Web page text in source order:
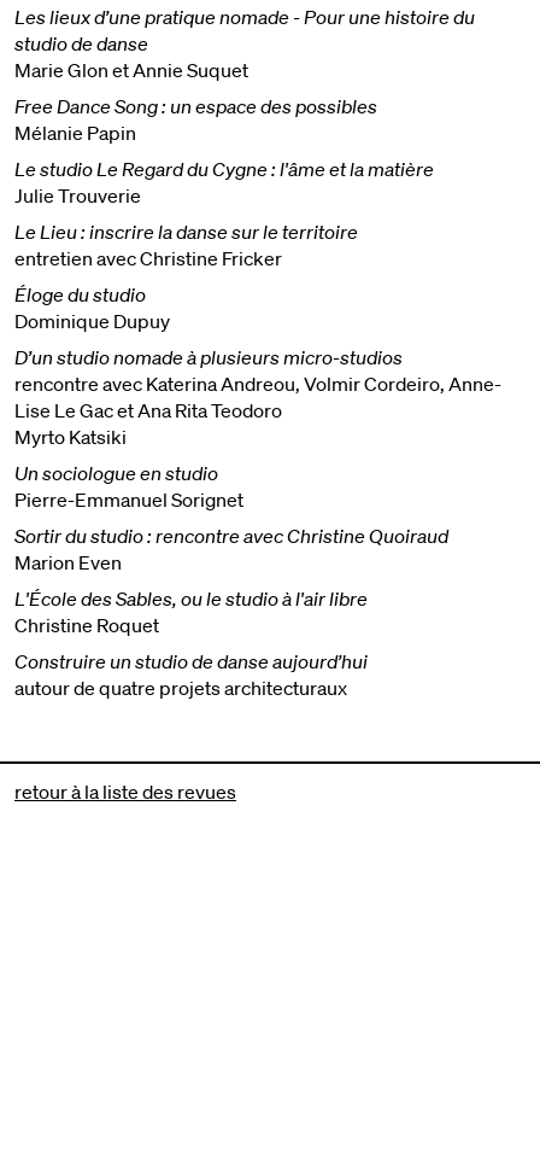
Les lieux d’une pratique nomade - Pour une histoire du
studio de danse
Marie Glon et Annie Suquet
Free Dance Song : un espace des possibles
Mélanie Papin
Le studio Le Regard du Cygne : l'âme et la matière
Julie Trouverie
Le Lieu : inscrire la danse sur le territoire
entretien avec Christine Fricker
Éloge du studio
Dominique Dupuy
D’un studio nomade à plusieurs micro-studios
rencontre avec Katerina Andreou, Volmir Cordeiro, Anne-
Lise Le Gac et Ana Rita Teodoro
Myrto Katsiki
Un sociologue en studio
Pierre-Emmanuel Sorignet
Sortir du studio : rencontre avec Christine Quoiraud
Marion Even
L'École des Sables, ou le studio à l'air libre
Christine Roquet
Construire un studio de danse aujourd’hui
autour de quatre projets architecturaux
retour à la liste des revues